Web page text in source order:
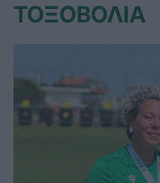
ΤΟΞΟΒΟΛΙΑ